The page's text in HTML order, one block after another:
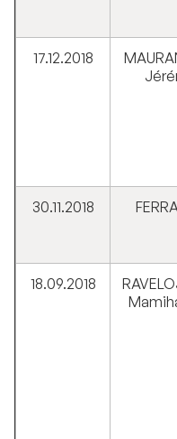
17.12.2018
30.11.2018
18.09.2018